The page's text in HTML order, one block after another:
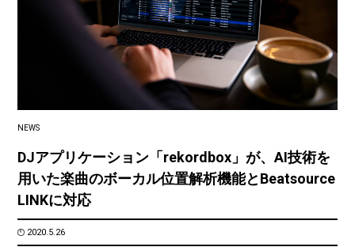
NEWS
DJアプリケーション「rekordbox」が、AI技術を
用いた楽曲のボーカル位置解析機能とBeatsource
LINKに対応
2020.5.26